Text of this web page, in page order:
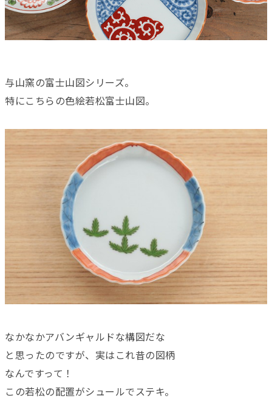
与山窯の富士山図シリーズ。
特にこちらの色絵若松富士山図。
なかなかアバンギャルドな構図だな
と思ったのですが、実はこれ昔の図柄
なんですって！
この若松の配置がシュールでステキ。